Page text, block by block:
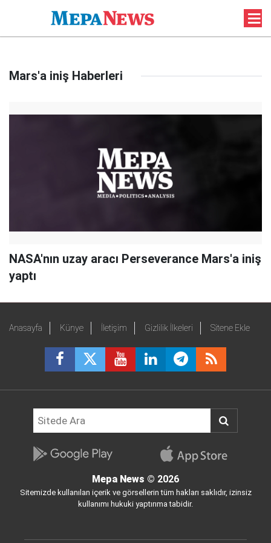
Mars'a iniş Haberleri
NASA'nın uzay aracı Perseverance Mars'a iniş
yaptı
Anasayfa Künye İletişim Gizlilik İlkeleri Sitene Ekle
Mepa News © 2026
Sitemizde kullanılan içerik ve görsellerin tüm hakları saklıdır, izinsiz
kullanımı hukuki yaptırıma tabidir.